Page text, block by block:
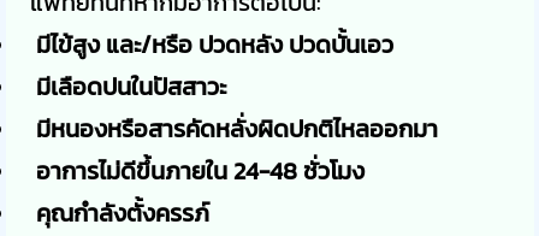
มีไข้สูง และ/หรือ ปวดหลัง ปวดบั้นเอว
มีเลือดปนในปัสสาวะ
มีหนองหรือสารคัดหลั่งผิดปกติไหลออกมา
อาการไม่ดีขึ้นภายใน 24-48 ชั่วโมง
คุณกำลังตั้งครรภ์